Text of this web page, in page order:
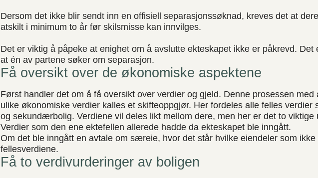
Dersom det ikke blir sendt inn en offisiell separasjonssøknad, kreves det at
atskilt i minimum to år før skilsmisse kan innvilges.
Det er viktig å påpeke at enighet om å avslutte ekteskapet ikke er påkrevd. Det
at én av partene søker om separasjon.
Få oversikt over de økonomiske aspektene
Først handler det om å få oversikt over verdier og gjeld. Denne prosessen med
ulike økonomiske verdier kalles et skifteoppgjør. Her fordeles alle felles verdier
og sekundærbolig. Verdiene vil deles likt mellom dere, men her er det to viktige
Verdier som den ene ektefellen allerede hadde da ekteskapet ble inngått.
Om det ble inngått en avtale om særeie, hvor det står hvilke eiendeler som ikke
fellesverdiene.
Få to verdivurderinger av boligen